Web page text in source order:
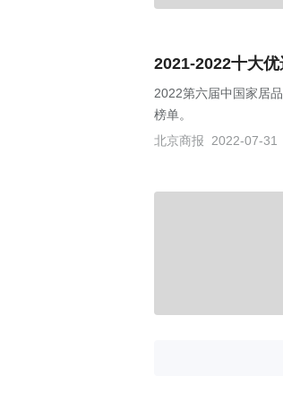
2021-2022十大
2022第六届中国家居
榜单。
北京商报
2022-07-31